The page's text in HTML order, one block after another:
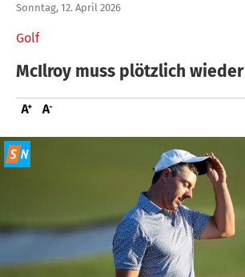
Golf
Sonntag, 12. April 2026
McIlroy muss plötzlich